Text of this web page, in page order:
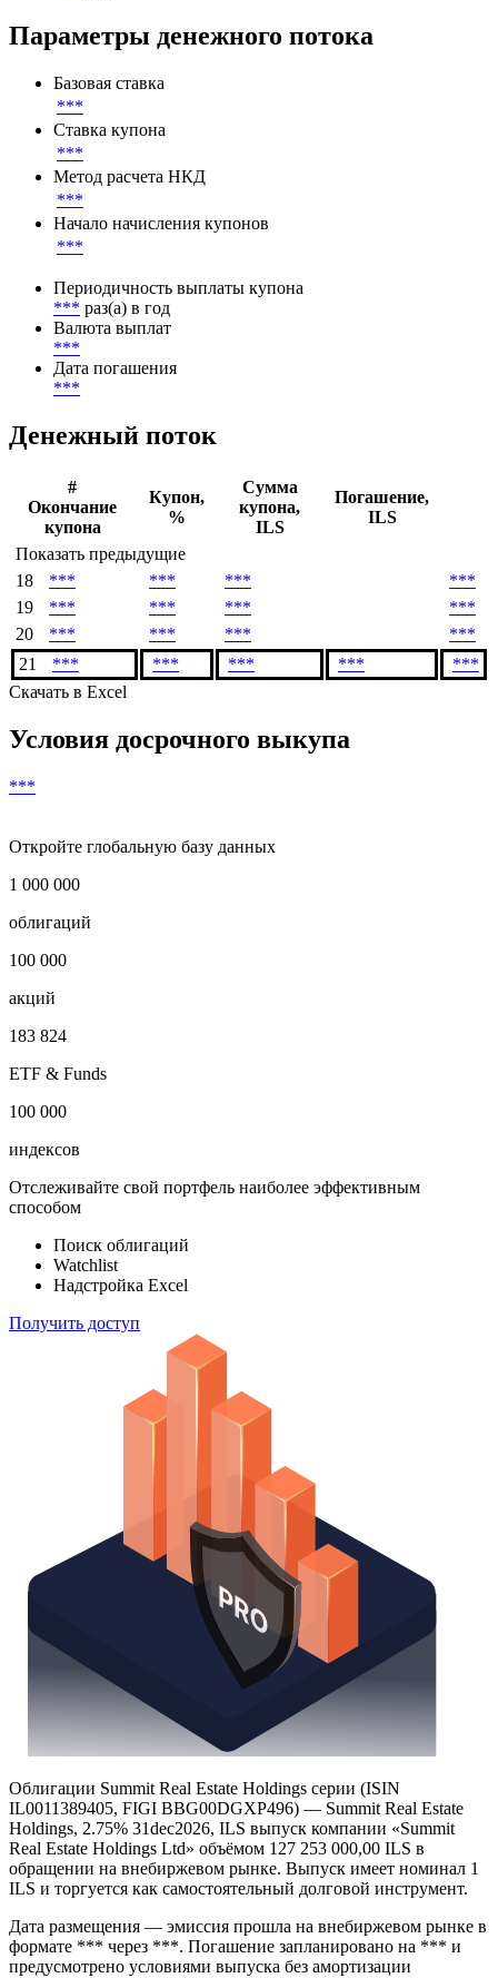
Параметры денежного потока
Базовая ставка
***
Ставка купона
***
Метод расчета НКД
***
Начало начисления купонов
***
Периодичность выплаты купона
*** раз(а) в год
Валюта выплат
***
Дата погашения
***
Денежный поток
#
Окончание
купона
Купон,
%
Сумма
купона,
ILS
Погашение,
ILS
Показать предыдущие
18
*** *** ***
***
19
*** *** ***
***
20
*** *** ***
***
21
*** *** *** ***
***
Скачать в Excel
Условия досрочного выкупа
***
Откройте глобальную базу данных
1 000 000
облигаций
100 000
акций
183 824
ETF & Funds
100 000
индексов
Отслеживайте свой портфель наиболее эффективным
способом
Поиск облигаций
Watchlist
Надстройка Excel
Получить доступ
Облигации Summit Real Estate Holdings серии (ISIN
IL0011389405, FIGI BBG00DGXP496) — Summit Real Estate
Holdings, 2.75% 31dec2026, ILS выпуск компании «Summit
Real Estate Holdings Ltd» объёмом 127 253 000,00 ILS в
обращении на внебиржевом рынке. Выпуск имеет номинал 1
ILS и торгуется как самостоятельный долговой инструмент.
Дата размещения — эмиссия прошла на внебиржевом рынке в
формате *** через ***. Погашение запланировано на *** и
предусмотрено условиями выпуска без амортизации